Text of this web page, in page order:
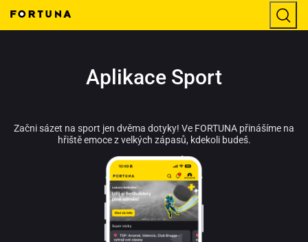
Aplikace Sport
Začni sázet na sport jen dvěma dotyky! Ve FORTUNA přinášíme na
hřiště emoce z velkých zápasů, kdekoli budeš.